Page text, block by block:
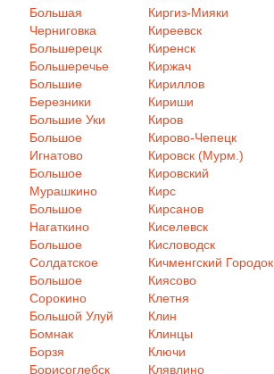
Большая
Черниговка
Большерецк
Большеречье
Большие
Березники
Большие Уки
Большое
Игнатово
Большое
Мурашкино
Большое
Нагаткино
Большое
Солдатское
Большое
Сорокино
Большой Улуй
Бомнак
Борзя
Борисоглебск
Киргиз-Мияки
Киреевск
Киренск
Киржач
Кириллов
Кириши
Киров
Кирово-Чепецк
Кировск (Мурм.)
Кировский
Кирс
Кирсанов
Киселевск
Кисловодск
Кичменгский Городок
Киясово
Клетня
Клин
Клинцы
Ключи
Клявлино